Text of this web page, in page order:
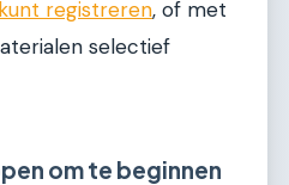
registreren, of met
selectief
om te beginnen